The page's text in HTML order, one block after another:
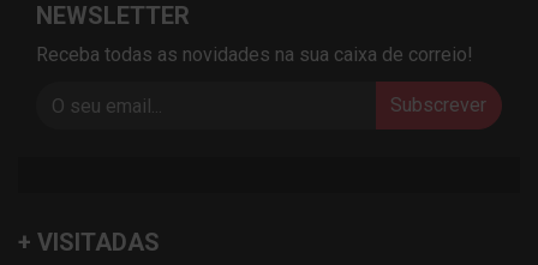
NEWSLETTER
Receba todas as novidades na sua caixa de correio!
Subscrever
+ VISITADAS